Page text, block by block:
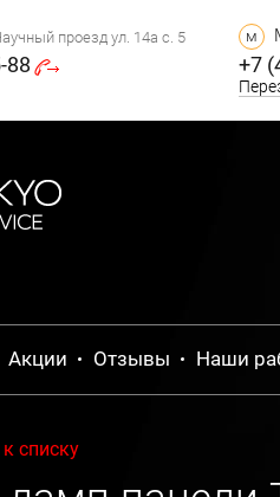
проезд ул. 14а с. 5
88
м
+7
Акции Отзывы Наши
списку